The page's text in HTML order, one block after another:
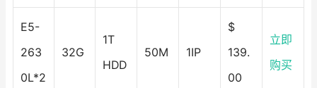
E5-
263
0L*2
32G
1T
HDD
50M 1IP
$
139.
00
立即
购买